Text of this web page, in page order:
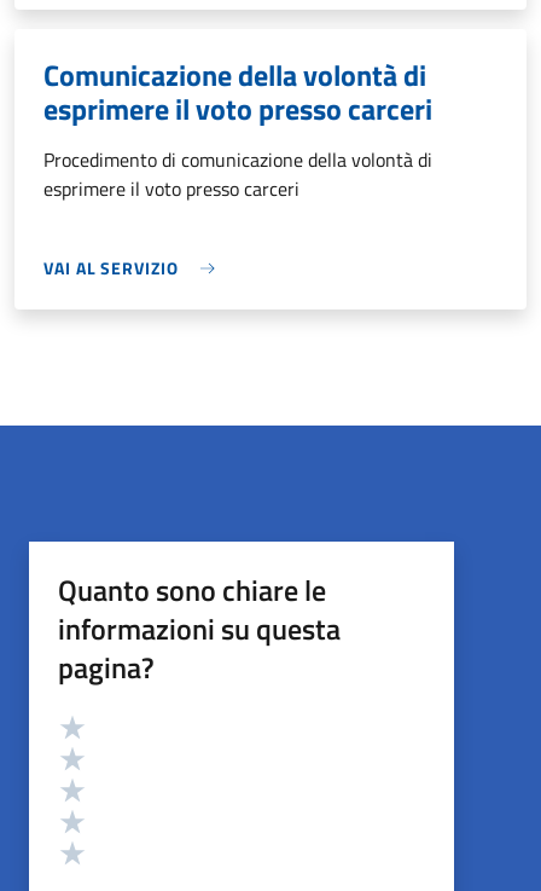
Comunicazione della volontà di
esprimere il voto presso carceri
Procedimento di comunicazione della volontà di
esprimere il voto presso carceri
VAI AL SERVIZIO
Quanto sono chiare le
informazioni su questa
pagina?
Valutazione